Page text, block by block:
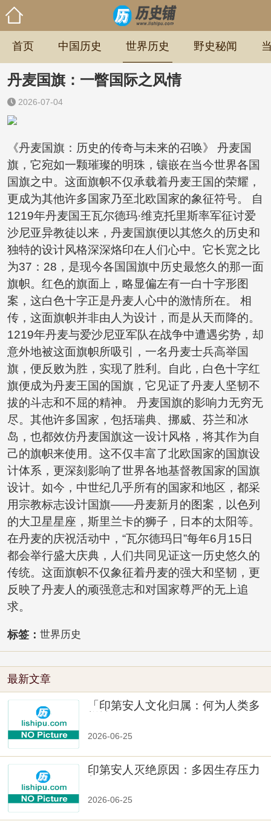
首页 中国历史 世界历史 野史秘闻
丹麦国旗：一瞥国际之风情
2026-07-04
《丹麦国旗：历史的传奇与未来的召唤》 丹麦国
旗，它宛如一颗璀璨的明珠，镶嵌在当今世界各国
国旗之中。这面旗帜不仅承载着丹麦王国的荣耀，
更成为其他许多国家乃至北欧国家的象征符号。 自
1219年丹麦国王瓦尔德玛·维克托里斯率军征讨爱
沙尼亚异教徒以来，丹麦国旗便以其悠久的历史和
独特的设计风格深深烙印在人们心中。它长宽之比
为37：28，是现今各国国旗中历史最悠久的那一面
旗帜。红色的旗面上，略显偏左有一白十字形图
案，这白色十字正是丹麦人心中的激情所在。 相
传，这面旗帜并非由人为设计，而是从天而降的。
1219年丹麦与爱沙尼亚军队在战争中遭遇劣势，却
意外地被这面旗帜所吸引，一名丹麦士兵高举国
旗，便反败为胜，实现了胜利。自此，白色十字红
旗便成为丹麦王国的国旗，它见证了丹麦人坚韧不
拔的斗志和不屈的精神。 丹麦国旗的影响力无穷无
尽。其他许多国家，包括瑞典、挪威、芬兰和冰
岛，也都效仿丹麦国旗这一设计风格，将其作为自
己的旗帜来使用。这不仅丰富了北欧国家的国旗设
计体系，更深刻影响了世界各地基督教国家的国旗
设计。如今，中世纪几乎所有的国家和地区，都采
用宗教标志设计国旗——丹麦新月的图案，以色列
的大卫星星座，斯里兰卡的狮子，日本的太阳等。
在丹麦的庆祝活动中，“瓦尔德玛日”每年6月15日
都会举行盛大庆典，人们共同见证这一历史悠久的
传统。这面旗帜不仅象征着丹麦的强大和坚韧，更
反映了丹麦人的顽强意志和对国家尊严的无上追
求。
标签： 世界历史
最新文章
「印第安人文化归属：何为人类多
2026-06-25
印第安人灭绝原因：多因生存压力
2026-06-25